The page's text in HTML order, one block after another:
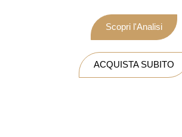
Scopri l'Analisi
ACQUISTA SUBITO